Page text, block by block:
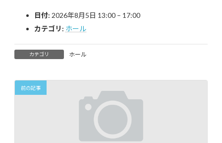
:
日付: 2026年8月5日 13:00 – 17:00
カテゴリ: ホール
カテゴリ ホール
前の記事